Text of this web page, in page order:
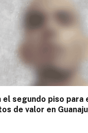
el segundo piso para
de valor en